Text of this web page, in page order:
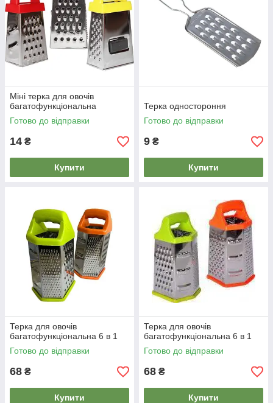
Міні терка для овочів
багатофункціональна
Готово до відправки
14 ₴
Купити
Терка одностороння
Готово до відправки
9 ₴
Купити
Терка для овочів
багатофункціональна 6 в 1
Готово до відправки
68 ₴
Купити
Терка для овочів
багатофункціональна 6 в 1
Готово до відправки
68 ₴
Купити